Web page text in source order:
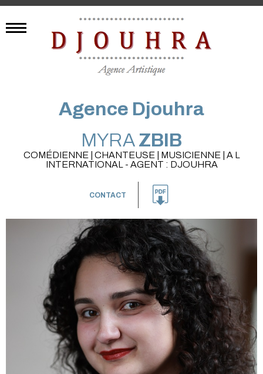
Agence Djouhra
MYRA ZBIB
COMÉDIENNE | CHANTEUSE | MUSICIENNE | A L
INTERNATIONAL - AGENT : DJOUHRA
CONTACT